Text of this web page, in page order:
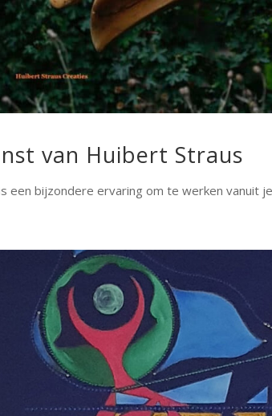
van Huibert Straus
een bijzondere ervaring om te werken vanuit